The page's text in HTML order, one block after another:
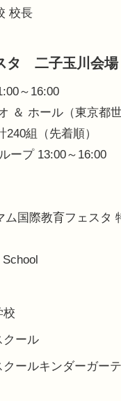
校長
タ 二子玉川会場
～16:00
＆ ホール（東京都世
240組（先着順）
ープ 13:00～16:00
ム国際教育フェスタ
校
クール
ールキンダーガー